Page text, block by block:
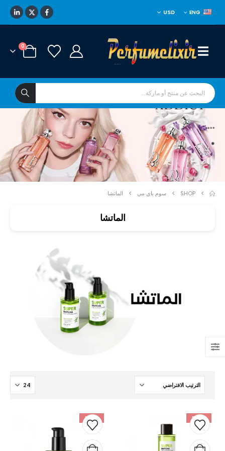
ENG
USD
0
****
*
SHOP سوم باي مي الماتشا
الماتشا
-54%
-56%
505.00
130.00